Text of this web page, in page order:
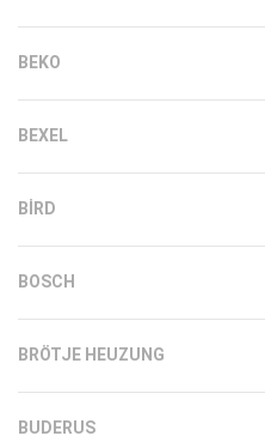
BEKO
BEXEL
BIRD
BOSCH
BRÖTJE HEUZUNG
BUDERUS